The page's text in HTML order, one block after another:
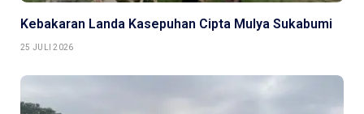
Kebakaran Landa Kasepuhan Cipta Mulya Sukabumi
25 JULI 2026